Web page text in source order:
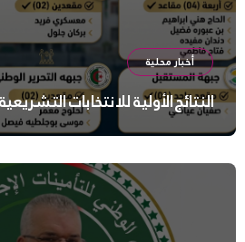
أخبار محلية
النتائج الأولية للانتخابات